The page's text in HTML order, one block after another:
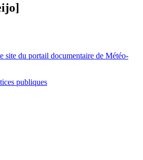
site du portail documentaire de Météo-
publiques